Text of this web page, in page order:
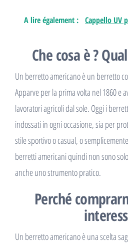
A lire également : Cappello UV
Che cosa è ?
Un berretto americano è un berretto
Apparve per la prima volta nel 1860 e
lavoratori agricoli dal sole. Oggi i
indossati in ogni occasione, sia per
stile sportivo o casual, o
berretti americani quindi non sono
anche uno strumento pratico.
Perché
Un berretto americano è una scelta